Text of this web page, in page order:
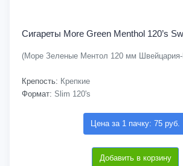
Сигареты More Green Menthol 120’s
(Море Зеленые Ментол 120 мм
Крепость: Крепкие
Формат: Slim 120's
Цена за 1 пачку: 75 руб.
Добавить в корзину